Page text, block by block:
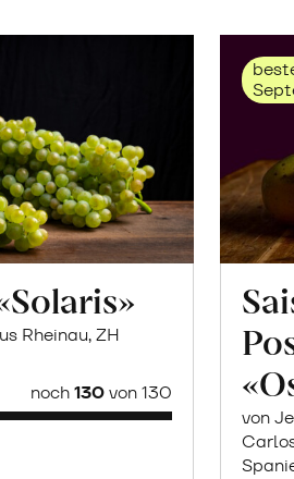
Rheinau, ZH
noch130von 130
von